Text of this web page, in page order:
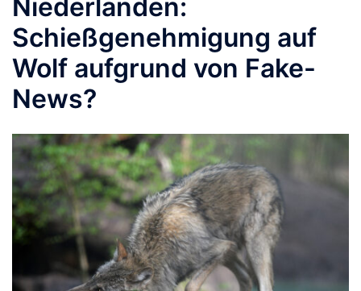
Niederlanden:
Schießgenehmigung auf
Wolf aufgrund von Fake-
News?